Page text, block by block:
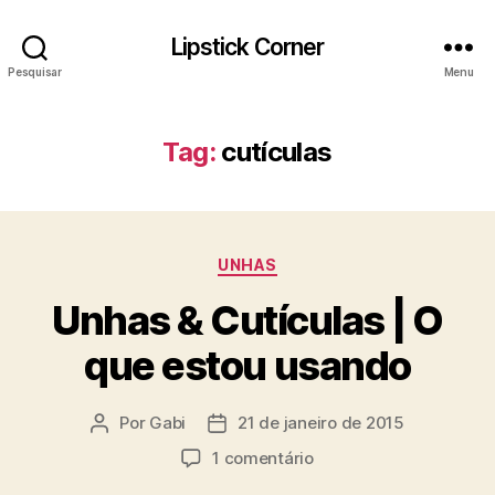
Pesquisar
Lipstick Corner
Menu
Tag: cutículas
Categorias
UNHAS
Unhas & Cutículas | O
que estou usando
Autor
Por Gabi
Data
de
21 de janeiro de 2015
1 comentárioem